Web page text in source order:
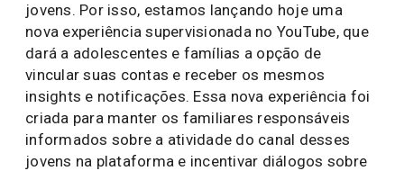
jovens. Por isso, estamos lançando hoje uma
nova experiência supervisionada no YouTube, que
dará a adolescentes e famílias a opção de
vincular suas contas e receber os mesmos
insights e notificações. Essa nova experiência foi
criada para manter os familiares responsáveis
informados sobre a atividade do canal desses
jovens na plataforma e incentivar diálogos sobre